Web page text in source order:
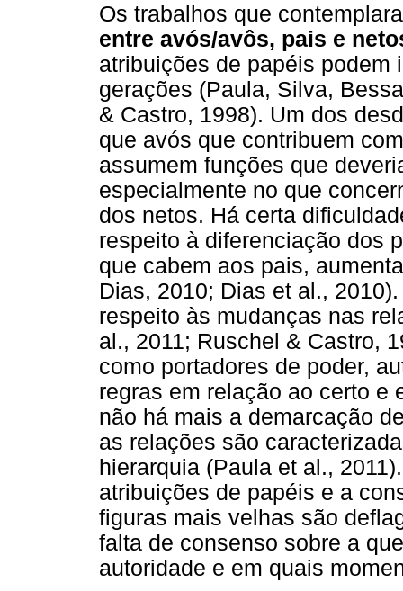
Os trabalhos que
entre avós/avôs, pais e
atribuições de papéis podem
gerações (Paula, Silva,
& Castro, 1998). Um dos
que avós que contribuem
assumem funções que
especialmente no que
dos netos. Há certa
respeito à diferenciação dos
que cabem aos pais,
Dias, 2010; Dias et al.,
respeito às mudanças nas
al., 2011; Ruschel & Castro,
como portadores de poder,
regras em relação ao certo e
não há mais a demarcação
as relações são
hierarquia (Paula et al.,
atribuições de papéis e a
figuras mais velhas são
falta de consenso sobre a
autoridade e em quais